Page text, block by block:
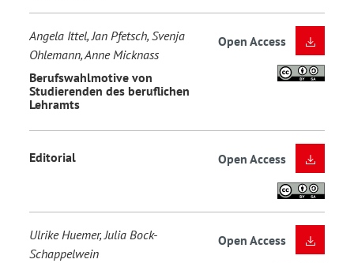
Angela Ittel, Jan Pfetsch, Svenja
Ohlemann, Anne Micknass
Berufswahlmotive von
Studierenden des beruflichen
Lehramts
Open Access
Editorial Open Access
Ulrike Huemer, Julia Bock-
Schappelwein
Open Access